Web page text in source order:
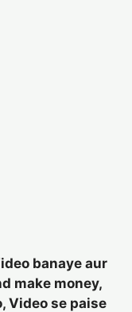
banaye aur
make money,
Video se paise